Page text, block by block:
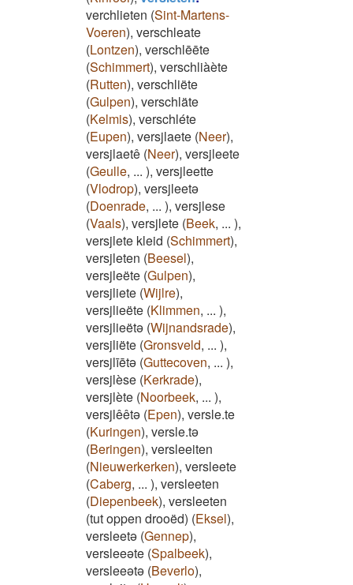
verchlieten (Sint-Martens-
Voeren), verschleate
(Lontzen), verschlēēte
(Schimmert), verschliàète
(Rutten), verschliëte
(Gulpen), verschläte
(Kelmis), verschléte
(Eupen), versjlaete (Neer),
versjlaetê (Neer), versjleete
(Geulle, ... ), versjleette
(Vlodrop), versjleetə
(Doenrade, ... ), versjlese
(Vaals), versjlete (Beek, ... ),
versjlete kleid (Schimmert),
versjleten (Beesel),
versjleëte (Gulpen),
versjliete (Wijlre),
versjlieëte (Klimmen, ... ),
versjlieëtə (Wijnandsrade),
versjliëte (Gronsveld, ... ),
versjlīētə (Guttecoven, ... ),
versjlèse (Kerkrade),
versjlète (Noorbeek, ... ),
versjlêêtə (Epen), versle.te
(Kuringen), versle.tə
(Beringen), versleeiten
(Nieuwerkerken), versleete
(Caberg, ... ), versleeten
(Diepenbeek), versleeten
(tut oppen drooëd) (Eksel),
versleetə (Gennep),
versleeəte (Spalbeek),
versleeətə (Beverlo),